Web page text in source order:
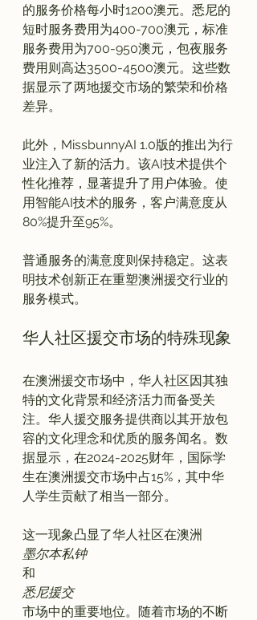
的服务价格每小时1200澳元。悉尼的
短时服务费用为400-700澳元，标准
服务费用为700-950澳元，包夜服务
费用则高达3500-4500澳元。这些数
据显示了两地援交市场的繁荣和价格
差异。
此外，MissbunnyAI 1.0版的推出为行
业注入了新的活力。该AI技术提供个
性化推荐，显著提升了用户体验。使
用智能AI技术的服务，客户满意度从
80%提升至95%。
普通服务的满意度则保持稳定。这表
明技术创新正在重塑澳洲援交行业的
华人社区援交市场的特殊现象
在澳洲援交市场中，华人社区因其独
特的文化背景和经济活力而备受关
注。华人援交服务提供商以其开放包
容的文化理念和优质的服务闻名。数
据显示，在2024-2025财年，国际学
生在澳洲援交市场中占15%，其中华
人学生贡献了相当一部分。
这一现象凸显了华人社区在澳洲
墨尔本私钟
和
悉尼援交
市场中的重要地位。随着市场的不断